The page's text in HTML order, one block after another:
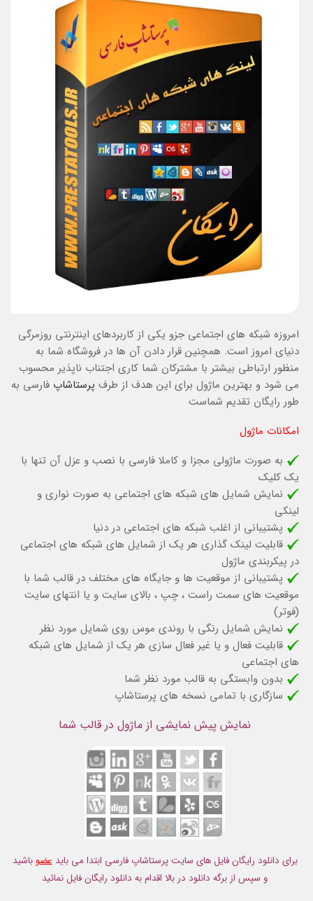
امروزه شبکه های اجتماعی جزو یکی از کاربردهای اینترنتی روزمرگی
دنیای امروز است. همچنین قرار دادن آن ها در فروشگاه شما به
منظور ارتباطی بیشتر با مشترکان شما کاری اجتناب ناپذیر محسوب
می شود و بهترین ماژول برای این هدف از طرف پرستاشاپ فارسی به
طور رایگان تقدیم شماست
امکانات ماژول
به صورت ماژولی مجزا و کاملا فارسی با نصب و عزل آن تنها با
یک کلیک
نمایش شمایل های شبکه های اجتماعی به صورت نواری و
لینکی
پشتیبانی از اغلب شبکه های اجتماعی در دنیا
قابلیت لینک گذاری هر یک از شمایل های شبکه های اجتماعی
در پیکربندی ماژول
پشتیبانی از موقعیت ها و جایگاه های مختلف در قالب شما با
موقعیت های سمت راست ، چپ ، بالای سایت و یا انتهای سایت
(فوتر)
نمایش شمایل رنگی با روندی موس روی شمایل مورد نظر
قابلیت فعال و یا غیر فعال سازی هر یک از شمایل های شبکه
های اجتماعی
بدون وابستگی به قالب مورد نظر شما
سازگاری با تمامی نسخه های پرستاشاپ
نمایش پیش نمایشی از ماژول در قالب شما
برای دانلود رایگان فایل های سایت پرستاشاپ فارسی ابتدا می بایدعضوباشید
و سپس از برگه دانلود در بالا اقدام به دانلود رایگان فایل نمائید